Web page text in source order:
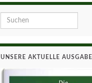
Search for:
UNSERE AKTUELLE AUSGABE